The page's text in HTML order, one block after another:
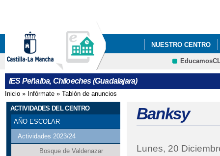
NUESTRO CENTRO
AULAS POR LA
IES Peñalba, Chiloeches (Guadalajara)
Se encuentra usted aquí
Inicio » Infórmate » Tablón de anuncios
ACTIVIDADES DEL CENTRO
AÑO ESCOLAR
Actividades 2023/24
Bosque de Valdenazar
Banksy
Lunes, 20